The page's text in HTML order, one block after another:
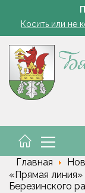
Семинар-
Косить или не
Семинар-
Главная
«Прямая
Березинского